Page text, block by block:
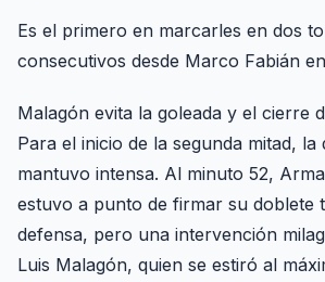
Es el primero en marcarles en dos
consecutivos desde Marco Fabián en
Malagón evita la goleada y el cierre
Para el inicio de la segunda mitad, la
mantuvo intensa. Al minuto 52,
estuvo a punto de firmar su doblete
defensa, pero una intervención
Luis Malagón, quien se estiró al